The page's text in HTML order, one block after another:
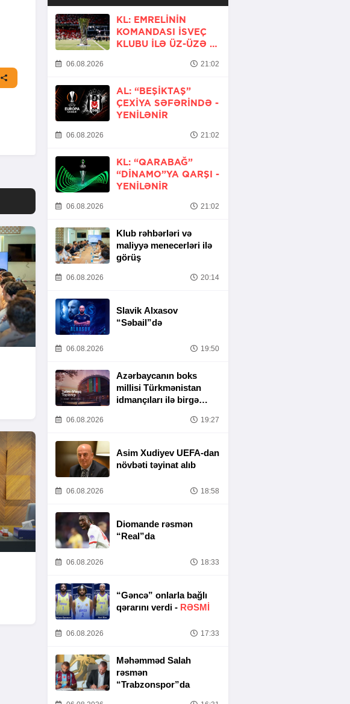
KL: EMRELININ
KOMANDASI İSVEÇ
KLUBU ILƏ ÜZ-ÜZƏ -
06.08.2026 21:02
AL: “BEŞIKTAŞ”
ÇEXIYA SƏFƏRINDƏ -
YENİLƏNİR
06.08.2026 21:02
KL: “QARABAĞ”
“DINAMO”YA QARŞI -
YENİLƏNİR
06.08.2026 21:02
Klub rəhbərləri və
maliyyə menecerləri ilə
görüş
06.08.2026 20:14
Slavik Alxasov
“Səbail”də
06.08.2026 19:50
Azərbaycanın boks
millisi Türkmənistan
idmançıları ilə birgə
06.08.2026 19:27
Asim Xudiyev UEFA-dan
növbəti təyinat alıb
06.08.2026 18:58
Diomande rəsmən
“Real”da
06.08.2026 18:33
“Gəncə” onlarla bağlı
qərarını verdi - RƏSMİ
06.08.2026 17:33
Məhəmməd Salah
rəsmən
“Trabzonspor”da